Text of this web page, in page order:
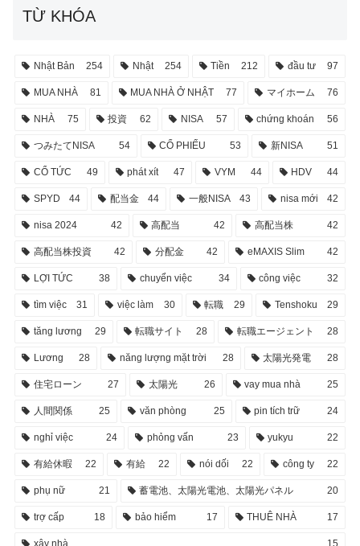
TỪ KHÓA
Nhật Bản 254 Nhật 254 Tiền 212 đầu tư 97
MUA NHÀ 81 MUA NHÀ Ở NHẬT 77 マイホーム 76
NHÀ 75 投資 62 NISA 57 chứng khoán 56
つみたてNISA 54 CỔ PHIẾU 53 新NISA 51
CỔ TỨC 49 phát xít 47 VYM 44 HDV 44
SPYD 44 配当金 44 一般NISA 43 nisa mới 42
nisa 2024 42 高配当 42 高配当株 42
高配当株投資 42 分配金 42 eMAXIS Slim 42
LỢI TỨC 38 chuyển việc 34 công việc 32
tìm việc 31 việc làm 30 転職 29 Tenshoku 29
tăng lương 29 転職サイト 28 転職エージェント 28
Lương 28 năng lượng mặt trời 28 太陽光発電 28
住宅ローン 27 太陽光 26 vay mua nhà 25
人間関係 25 văn phòng 25 pin tích trữ 24
nghỉ việc 24 phỏng vấn 23 yukyu 22
有給休暇 22 有給 22 nói dối 22 công ty 22
phụ nữ 21 蓄電池、太陽光電池、太陽光パネル 20
trợ cấp 18 bảo hiểm 17 THUÊ NHÀ 17